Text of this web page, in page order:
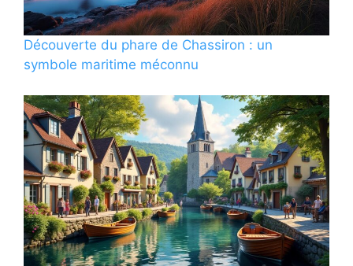
Découverte du phare de Chassiron : un
symbole maritime méconnu